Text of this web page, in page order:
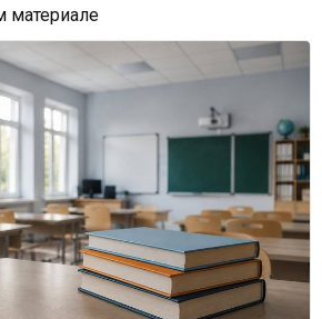
материале